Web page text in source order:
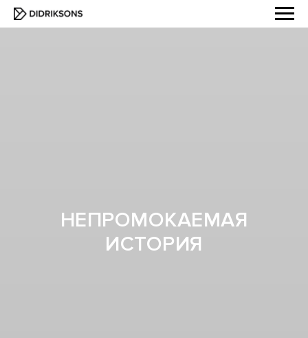
НЕПРОМОКАЕМАЯ
ИСТОРИЯ